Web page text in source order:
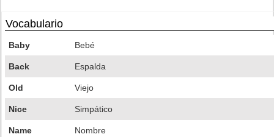
Vocabulario
Baby Bebé
Back Espalda
Old Viejo
Nice Simpático
Name Nombre